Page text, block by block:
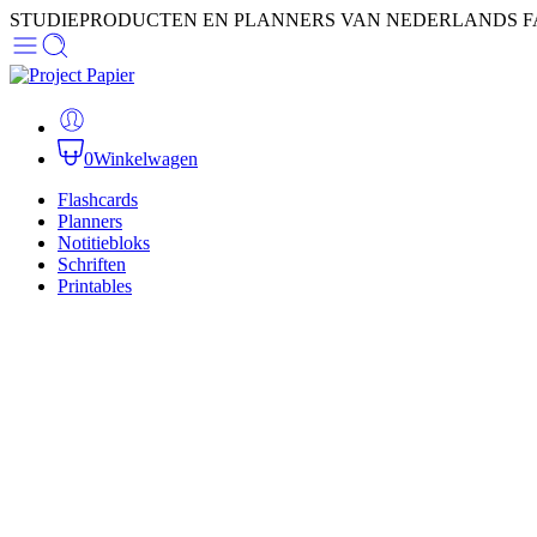
STUDIEPRODUCTEN EN PLANNERS VAN NEDERLANDS
0Winkelwagen
Flashcards
Planners
Notitiebloks
Schriften
Printables